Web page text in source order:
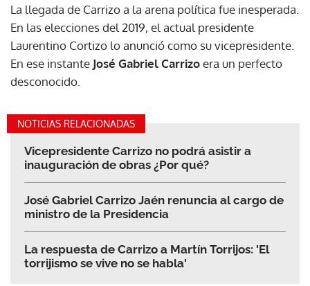
La llegada de Carrizo a la arena política fue inesperada.
En las elecciones del 2019, el actual presidente
Laurentino Cortizo lo anunció como su vicepresidente.
En ese instante José Gabriel Carrizoera un perfecto
desconocido.
NOTICIAS RELACIONADAS
Vicepresidente Carrizo no podrá asistir a
inauguración de obras ¿Por qué?
José Gabriel Carrizo Jaén renuncia al cargo de
ministro de la Presidencia
La respuesta de Carrizo a Martín Torrijos: 'El
torrijismo se vive no se habla'